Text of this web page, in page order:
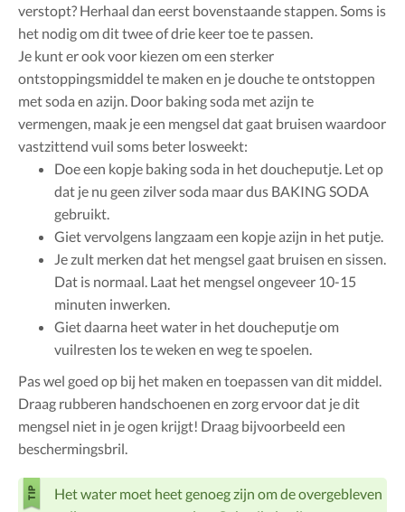
verstopt? Herhaal dan eerst bovenstaande stappen. Soms is
het nodig om dit twee of drie keer toe te passen.
Je kunt er ook voor kiezen om een sterker
ontstoppingsmiddel te maken en je douche te ontstoppen
met soda en azijn. Door baking soda met azijn te
vermengen, maak je een mengsel dat gaat bruisen waardoor
vastzittend vuil soms beter losweekt:
Doe een kopje baking soda in het doucheputje. Let op
dat je nu geen zilver soda maar dus BAKING SODA
gebruikt.
Giet vervolgens langzaam een kopje azijn in het putje.
Je zult merken dat het mengsel gaat bruisen en sissen.
Dat is normaal. Laat het mengsel ongeveer 10-15
minuten inwerken.
Giet daarna heet water in het doucheputje om
vuilresten los te weken en weg te spoelen.
Pas wel goed op bij het maken en toepassen van dit middel.
Draag rubberen handschoenen en zorg ervoor dat je dit
mengsel niet in je ogen krijgt! Draag bijvoorbeeld een
beschermingsbril.
Het water moet heet genoeg zijn om de overgebleven